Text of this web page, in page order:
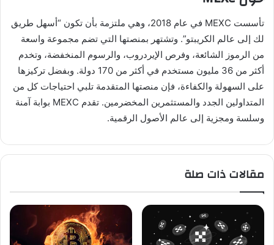
تأسست MEXC في عام 2018، وهي ملتزمة بأن تكون “أسهل طريق
لك إلى عالم الكريبتو”. وتشتهر بمنصتها التي تضم مجموعة واسعة
من الرموز الشائعة، وفرص الإيردروب، والرسوم المنخفضة، وتخدم
أكثر من 36 مليون مستخدم في أكثر من 170 دولة. وبفضل تركيزها
على السهولة والكفاءة، فإن منصتها المتقدمة تلبي احتياجات كل من
المتداولين الجدد والمستثمرين المخضرمين. تقدم MEXC بوابة آمنة
وسلسة ومجزية إلى عالم الأصول الرقمية.
مقالات ذات صلة